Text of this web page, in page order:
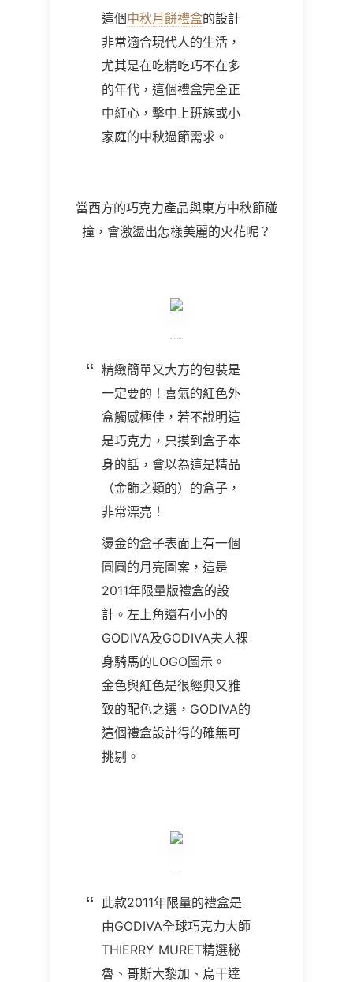
這個中秋月餅禮盒的設計
非常適合現代人的生活，
尤其是在吃精吃巧不在多
的年代，這個禮盒完全正
中紅心，擊中上班族或小
家庭的中秋過節需求。
當西方的巧克力產品與東方中秋節碰
撞，會激盪出怎樣美麗的火花呢？
精緻簡單又大方的包裝是
一定要的！喜氣的紅色外
盒觸感極佳，若不說明這
是巧克力，只摸到盒子本
身的話，會以為這是精品
（金飾之類的）的盒子，
非常漂亮！
燙金的盒子表面上有一個
圓圓的月亮圖案，這是
2011年限量版禮盒的設
計。左上角還有小小的
GODIVA及GODIVA夫人裸
身騎馬的LOGO圖示。
金色與紅色是很經典又雅
致的配色之選，GODIVA的
這個禮盒設計得的確無可
挑剔。
此款2011年限量的禮盒是
由GODIVA全球巧克力大師
THIERRY MURET精選秘
魯、哥斯大黎加、烏干達